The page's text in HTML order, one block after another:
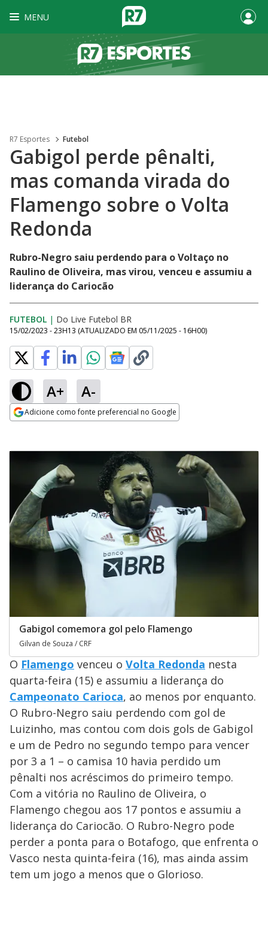
MENU
R7 Esportes Futebol
Gabigol perde pênalti,
mas comanda virada do
Flamengo sobre o Volta
Redonda
Rubro-Negro saiu perdendo para o Voltaço no
Raulino de Oliveira, mas virou, venceu e assumiu a
liderança do Cariocão
FUTEBOL | Do Live Futebol BR
15/02/2023 - 23H13 (ATUALIZADO EM 05/11/2025 - 16H00)
A+ A-
Adicione como fonte preferencial no Google
Gabigol comemora gol pelo Flamengo
Gilvan de Souza / CRF
O Flamengo venceu o Volta Redonda nesta
quarta-feira (15) e assumiu a liderança do
Campeonato Carioca, ao menos por enquanto.
O Rubro-Negro saiu perdendo com gol de
Luizinho, mas contou com dois gols de Gabigol
e um de Pedro no segundo tempo para vencer
por 3 a 1 – o camisa 10 havia perdido um
pênalti nos acréscimos do primeiro tempo.
Com a vitória no Raulino de Oliveira, o
Flamengo chegou aos 17 pontos e assumiu a
liderança do Cariocão. O Rubro-Negro pode
perder a ponta para o Botafogo, que enfrenta o
Vasco nesta quinta-feira (16), mas ainda assim
tem um jogo a menos que o Glorioso.